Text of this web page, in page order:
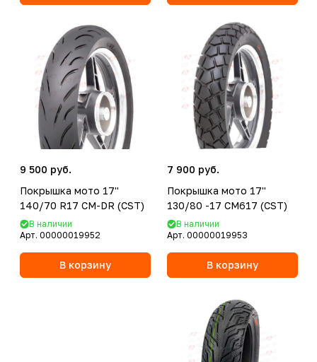
9 500 руб.
Покрышка мото 17''
140/70 R17 CM-DR (CST)
В наличии
Арт. 00000019952
В корзину
7 900 руб.
Покрышка мото 17''
130/80 -17 CM617 (CST)
В наличии
Арт. 00000019953
В корзину